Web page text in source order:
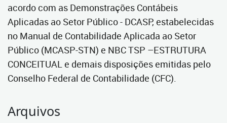
acordo com as Demonstrações Contábeis
Aplicadas ao Setor Público - DCASP, estabelecidas
no Manual de Contabilidade Aplicada ao Setor
Público (MCASP-STN) e NBC TSP –ESTRUTURA
CONCEITUAL e demais disposições emitidas pelo
Conselho Federal de Contabilidade (CFC).
Arquivos